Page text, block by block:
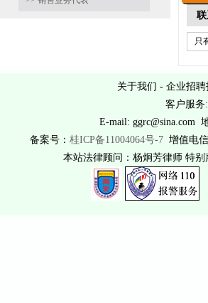
只
关于我们 - 企业招聘
客户服务
E-mail: ggrc@sina.com
备案号： 桂ICP备11004064号-7增值电信
本站法律顾问：杨炯芳律师 特